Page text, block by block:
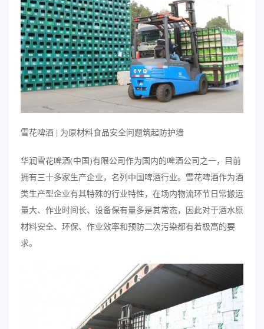
雪花啤酒 | 为原材料食品安全问题筑起防护墙
华润雪花啤酒(中国)有限公司作为国内的啤酒公司之一，目前
拥有三十多家生产企业，名列中国啤酒行业。雪花啤酒作为酒
类生产型企业有其特殊的行业特性，在场内物流环节日常搬运
量大、作业时间长、设备保有量多是其常态，因此对于酒水原
材料安全、环保、作业效率和预防二次污染都有着极高的要
求。